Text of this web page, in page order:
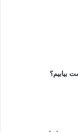
بیابیم؟